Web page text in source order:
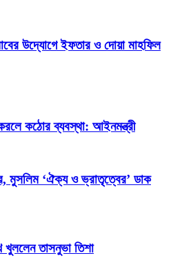
উদ্যোগে ইফতার ও দোয়া মাহফিল
কঠোর ব্যবস্থা: আইনমন্ত্রী
মুসলিম ‘ঐক্য ও ভ্রাতৃত্বের’ ডাক
খুললেন তাসনুভা তিশা